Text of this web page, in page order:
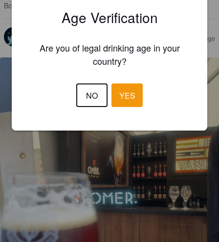
Bcp trop sûre pour moi
@ Bxl grand place
4 years ago
Age Verification
Are you of legal drinking age in your
country?
NO YES